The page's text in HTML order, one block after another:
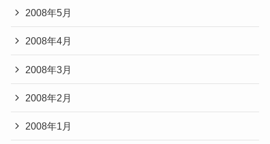
2008年5月
2008年4月
2008年3月
2008年2月
2008年1月